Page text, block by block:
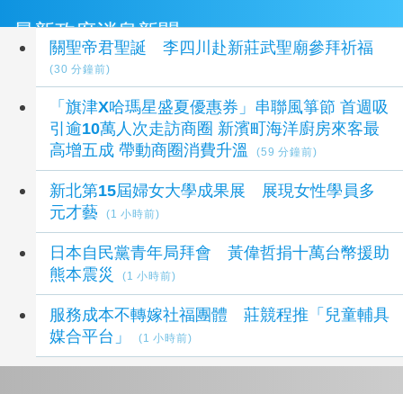
最新政府消息新聞
關聖帝君聖誕 李四川赴新莊武聖廟參拜祈福
(30 分鐘前)
「旗津X哈瑪星盛夏優惠券」串聯風箏節 首週吸
引逾10萬人次走訪商圈 新濱町海洋廚房來客最
高增五成 帶動商圈消費升溫
(59 分鐘前)
新北第15屆婦女大學成果展 展現女性學員多
元才藝
(1 小時前)
日本自民黨青年局拜會 黃偉哲捐十萬台幣援助
熊本震災
(1 小時前)
服務成本不轉嫁社福團體 莊競程推「兒童輔具
媒合平台」
(1 小時前)